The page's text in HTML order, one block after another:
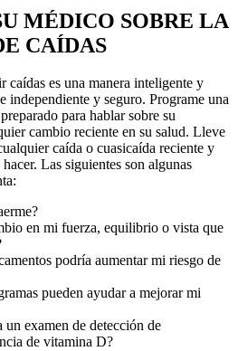
MÉDICO SOBRE LA
CAÍDAS
caídas es una manera inteligente y
independiente y seguro. Programe una
para hablar sobre su
cambio reciente en su salud. Lleve
caída o cuasicaída reciente y
Las siguientes son algunas
en mi fuerza, equilibrio o vista que
podría aumentar mi riesgo de
pueden ayudar a mejorar mi
un examen de detección de
de vitamina D?